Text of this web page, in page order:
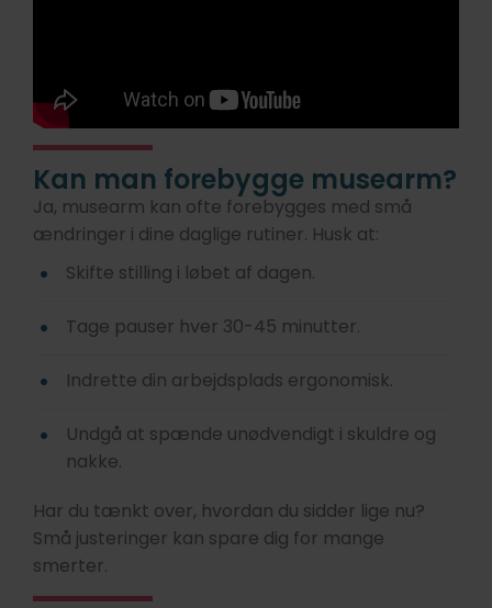
Kan man forebygge musearm?
Ja, musearm kan ofte forebygges med små
ændringer i dine daglige rutiner. Husk at:
Skifte stilling i løbet af dagen.
Tage pauser hver 30-45 minutter.
Indrette din arbejdsplads ergonomisk.
Undgå at spænde unødvendigt i skuldre og
nakke.
Har du tænkt over, hvordan du sidder lige nu?
Små justeringer kan spare dig for mange
smerter.